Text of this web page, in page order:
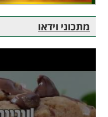
מתכוני וידאו